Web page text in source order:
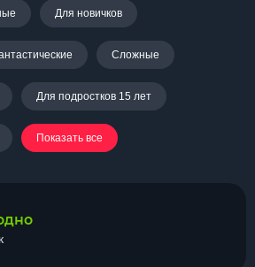
Для новичков
Сложные
Для подростков 15 лет
Показать все